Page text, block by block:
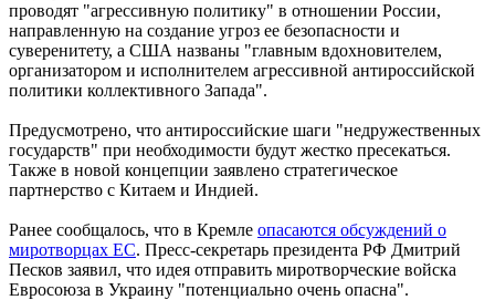
проводят "агрессивную политику" в отношении России,
направленную на создание угроз ее безопасности и
суверенитету, а США названы "главным вдохновителем,
организатором и исполнителем агрессивной антироссийской
политики коллективного Запада".
Предусмотрено, что антироссийские шаги "недружественных
государств" при необходимости будут жестко пресекаться.
Также в новой концепции заявлено стратегическое
партнерство с Китаем и Индией.
Ранее сообщалось, что в Кремле опасаются обсуждений о
миротворцах ЕС. Пресс-секретарь президента РФ Дмитрий
Песков заявил, что идея отправить миротворческие войска
Евросоюза в Украину "потенциально очень опасна".